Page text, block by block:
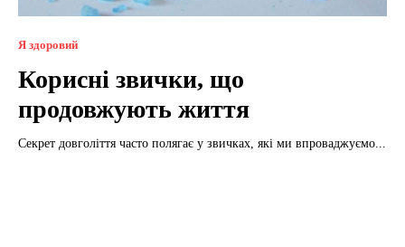
Я здоровий
Корисні звички, що
продовжують життя
Секрет довголіття часто полягає у звичках, які ми впроваджуємо...